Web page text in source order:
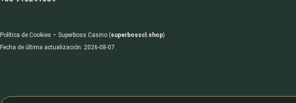
Política de Cookies – Superboss Casino (superbosscl.shop)
Fecha de última actualización: 2026-08-07.